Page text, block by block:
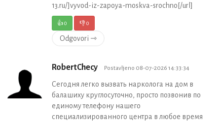
13.ru/]vyvod-iz-zapoya-moskva-srochno[/url]
👍0 👎0
Odgovori ⇾
RobertChecy Postavljeno 08-07-2026 14:33:34
Сегодня легко вызвать нарколога на дом в
балашиху круглосуточно, просто позвонив по
единому телефону нашего
специализированного центра в любое время